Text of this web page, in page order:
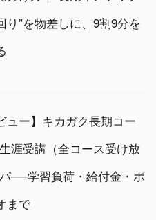
り”を物差しに、9割9分を
ュー】キカガク長期コー
涯受講（全コース受け放
──学習負荷・給付金・ポ
まで